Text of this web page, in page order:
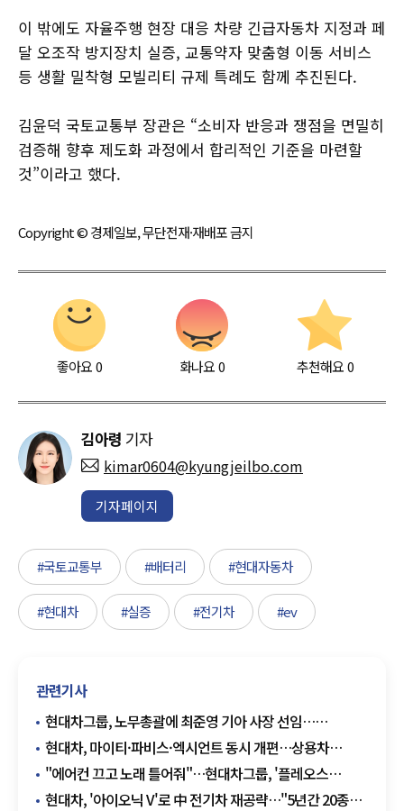
이 밖에도 자율주행 현장 대응 차량 긴급자동차 지정과 페
달 오조작 방지장치 실증, 교통약자 맞춤형 이동 서비스
등 생활 밀착형 모빌리티 규제 특례도 함께 추진된다.
김윤덕 국토교통부 장관은 “소비자 반응과 쟁점을 면밀히
검증해 향후 제도화 과정에서 합리적인 기준을 마련할
것”이라고 했다.
Copyright © 경제일보, 무단전재·재배포 금지
좋아요0 화나요0 추천해요 0
김아령 기자
kimar0604@kyungjeilbo.com
기자페이지
#국토교통부 #배터리 #현대자동차
#현대차 #실증 #전기차 #ev
관련기사
현대차그룹, 노무총괄에 최준영 기아 사장 선임…
노란봉투법 대응 강화
현대차, 마이티·파비스·엑시언트 동시 개편…상용차
상품성 전면 강화
"에어컨 끄고 노래 틀어줘"…현대차그룹, '플레오스
커넥트' 내달 신형 그렌저 첫 적용
현대차, '아이오닉 V'로 中 전기차 재공략…"5년간 20종